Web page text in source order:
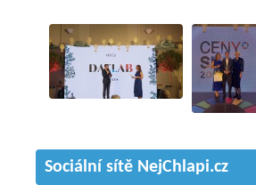
Sociální sítě NejChlapi.cz